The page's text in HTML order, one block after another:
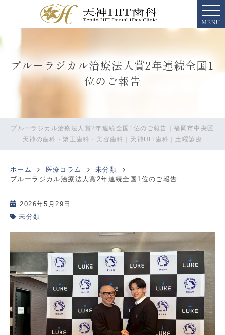
MENU
ブルーラジカル治療法人賞2年連続全国1
位のご報告
ブルーラジカル治療法人賞2年連続全国1位のご報告｜福岡市中央区
天神の歯科・矯正歯科・美容歯科｜天神HIT歯科｜土曜診療
ホーム 医療コラム
未分類
ブルーラジカル治療法人賞2年連続全国1位のご報告
2026年5月29日
未分類